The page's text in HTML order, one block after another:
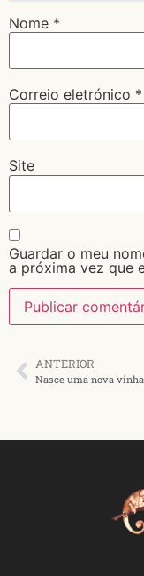
Nome *
Correio eletrónico *
Site
Guardar o meu
a próxima vez que
ANTERIOR